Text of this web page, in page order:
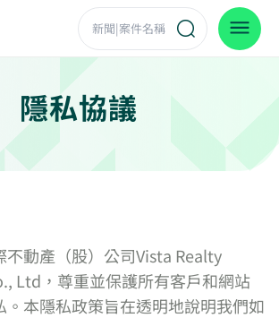
隱私協議
不動產（股）公司Vista Realty
Ltd，尊重並保護所有客戶和網站
。本隱私政策旨在透明地說明我們如